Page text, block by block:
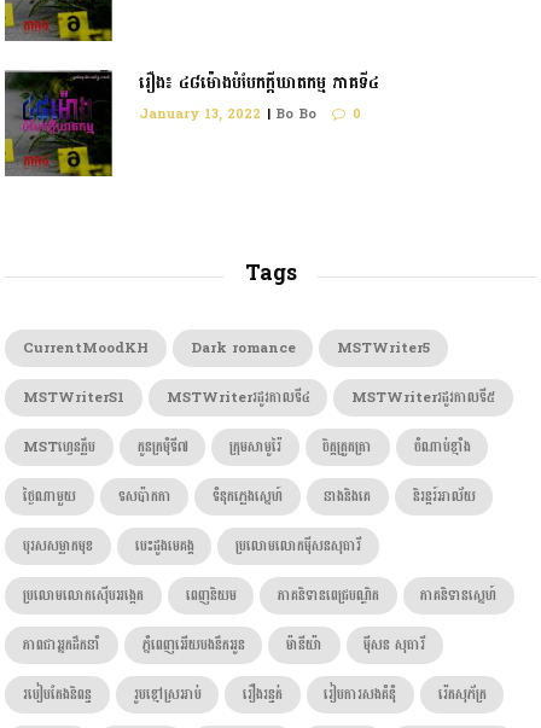
រឿង៖ ៤៨ម៉ោងបំបែកក្តីឃាតកម្ម ភាគទី៤
January 13, 2022 | Bo Bo 0
Tags
CurrentMoodKH Dark romance
MSTWriter5
MSTWriterS1
MSTWriterរដូវកាលទី៤
MSTWriterរដូវកាលទី៥
MSTហ្វេនក្លឹប
កូនក្រមុំទី៧ ក្រុមសាមូរ៉ៃ ចិត្តត្រួតត្រា
ចំណាប់ខ្មាំង
ថ្ងៃណាមួយ
ទសប៉ាកកា ទំនុកភ្លេងស្នេហ៍ នាងនិងគេ
និរន្តរ៍អាល័យ
បុរសសម្លាកមុខ
បេះដូងមេគង្គ
ប្រលោមលោកម៉ីសនសុធារី
ប្រលោមលោកស៊ើបអង្កេត
ពេញនិយម ភាគនិទានពេជ្របណ្ឌិត
ភាគនិទានស្នេហ៍
ភាពជាអ្នកដឹកនាំ
ភ្នំពេញអើយបងនឹកអូន ម៉ានីយ៉ា
ម៉ីសន សុធារី
របៀបតែងនិពន្ធ
រូបខ្មៅស្រអាប់ រឿងរន្ធត់ រៀបការសងគំនុំ រ៉េតសុភ័ក្រ